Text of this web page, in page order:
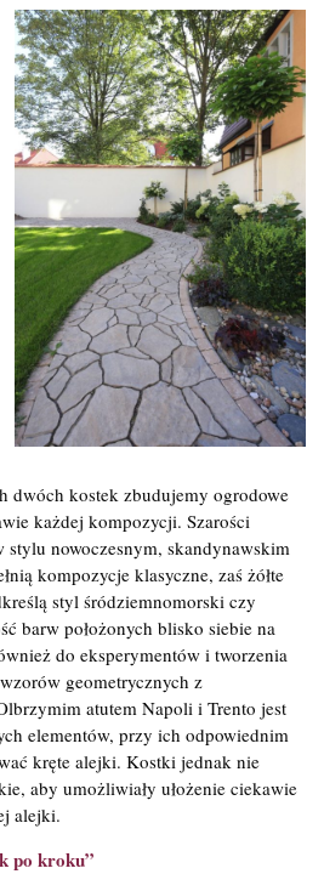
dwóch kostek zbudujemy ogrodowe
każdej kompozycji. Szarości
stylu nowoczesnym, skandynawskim
kompozycje klasyczne, zaś żółte
styl śródziemnomorski czy
barw położonych blisko siebie na
do eksperymentów i tworzenia
geometrycznych z
atutem Napoli i Trento jest
elementów, przy ich odpowiednim
kręte alejki. Kostki jednak nie
aby umożliwiały ułożenie ciekawie
alejki.
po kroku”